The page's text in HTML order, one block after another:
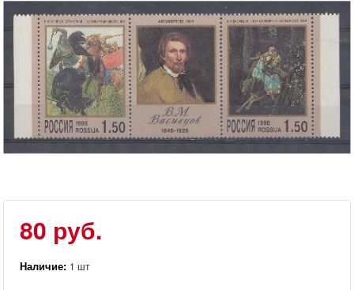
80 руб.
Наличие: 1 шт